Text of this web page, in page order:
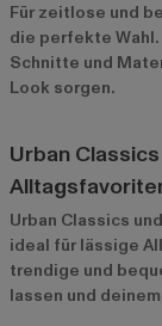
Für zeitlose und
die perfekte
Schnitte und
Look sorgen.
Urban
Urban Classics und
ideal für lässige
trendige und
lassen und